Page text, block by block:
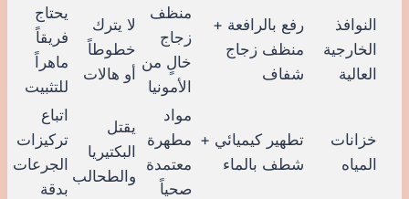
النوافذ
الخارجية
العالية
رفع بالرافعة +
منظف زجاج
شفاف
منظف
زجاج
خالٍ من
الأمونيا
لا يترك
خطوطاً
أو هالات
يحتاج
فريقاً
ماهراً
للتثبيت
خزانات
المياه
تطهير كيميائي +
شطف بالماء
مواد
مطهرة
معتمدة
صحياً
يقتل
البكتيريا
والطحالب
اتباع
تركيزات
الجرعات
بدقة